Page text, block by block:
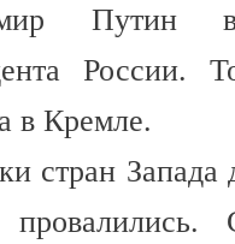
Путин
России.
в Кремле.
стран Запада
провалились.